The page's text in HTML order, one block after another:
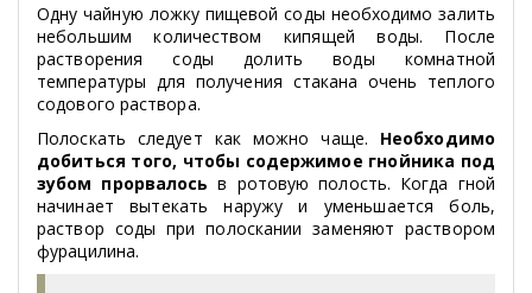
Одну чайную ложку пищевой соды необходимо залить
небольшим количеством кипящей воды. После
растворения соды долить воды комнатной
температуры для получения стакана очень теплого
содового раствора.
Полоскать следует как можно чаще. Необходимо
добиться того, чтобы содержимое гнойника под
зубом прорвалось в ротовую полость. Когда гной
начинает вытекать наружу и уменьшается боль,
раствор соды при полоскании заменяют раствором
фурацилина.